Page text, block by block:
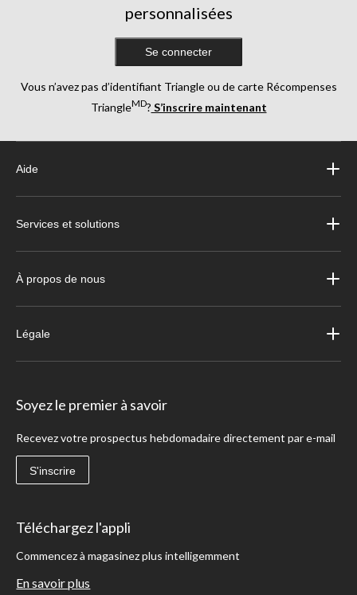
personnalisées
Se connecter
Vous n’avez pas d’identifiant Triangle ou de carte Récompenses
TriangleMD? S’inscrire maintenant
Aide
Services et solutions
À propos de nous
Légale
Soyez le premier à savoir
Recevez votre prospectus hebdomadaire directement par e-mail
S'inscrire
Téléchargez l'appli
Commencez à magasinez plus intelligemment
En savoir plus